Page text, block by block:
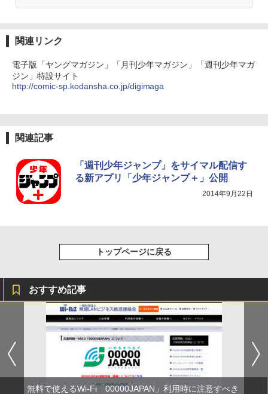
関連リンク
電子版「ヤングマガジン」「月刊少年マガジン」「週刊少年マガ
ジン」特設サイト
http://comic-sp.kodansha.co.jp/digimaga
関連記事
「週刊少年ジャンプ」をサイマル配信す
る新アプリ「少年ジャンプ＋」公開
2014年9月22日
トップページに戻る
おすすめ記事
無料で使えるWi-Fi「00000JAPAN」利用時に注意すべき